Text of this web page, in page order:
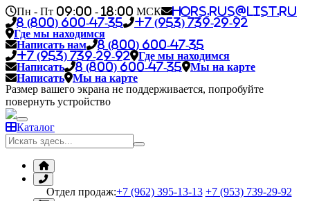
Пн - Пт 09:00 - 18:00 МСК
hors.rus@list.ru
8 (800) 600-47-35
+7 (953) 739-29-92
Где мы находимся
Написать нам
8 (800) 600-47-35
+7 (953) 739-29-92
Где мы находимся
Написать
8 (800) 600-47-35
Мы на карте
Написать
Мы на карте
Размер вашего экрана не поддерживается, попробуйте
повернуть устройство
Каталог
Отдел продаж:+7 (962) 395-13-13 +7 (953) 739-29-92